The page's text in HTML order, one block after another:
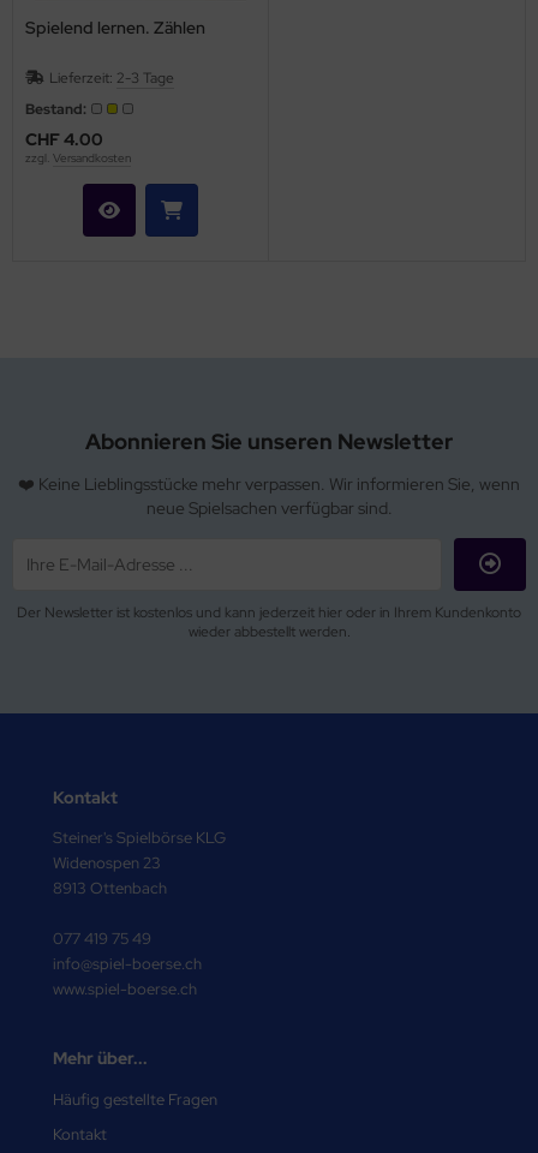
Spielend lernen. Zählen
Lieferzeit: 2-3 Tage
Bestand:
CHF 4.00
zzgl. Versandkosten
Abonnieren Sie unseren Newsletter
❤️ Keine Lieblingsstücke mehr verpassen. Wir informieren Sie, wenn
neue Spielsachen verfügbar sind.
Der Newsletter ist kostenlos und kann jederzeit hier oder in Ihrem Kundenkonto
wieder abbestellt werden.
Kontakt
Steiner's Spielbörse KLG
Widenospen 23
8913 Ottenbach
077 419 75 49
info@spiel-boerse.ch
www.spiel-boerse.ch
Mehr über...
Häufig gestellte Fragen
Kontakt